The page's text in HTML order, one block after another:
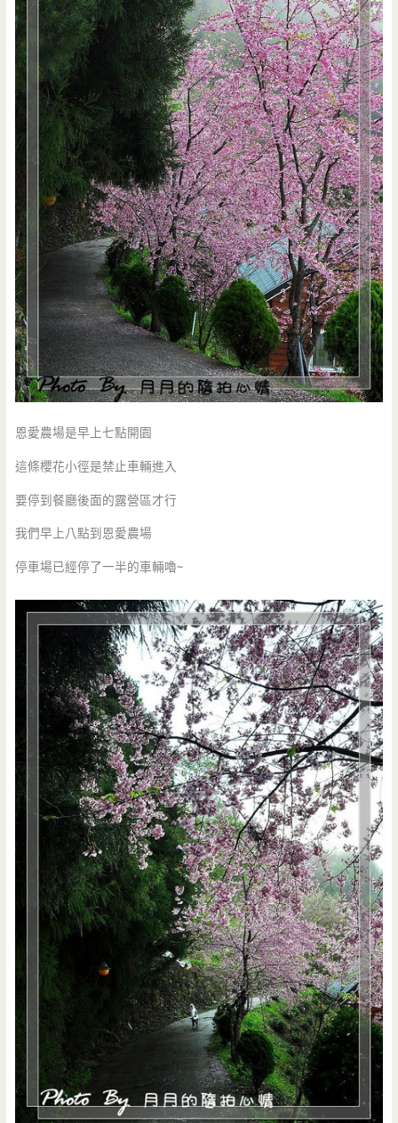
恩愛農場是早上七點開園
這條櫻花小徑是禁止車輛進入
要停到餐廳後面的露營區才行
我們早上八點到恩愛農場
停車場已經停了一半的車輛嚕~